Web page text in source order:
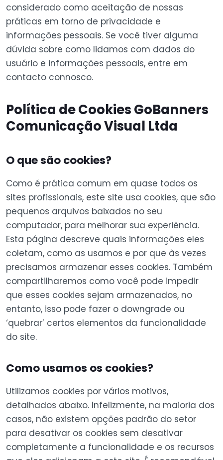
considerado como aceitação de nossas
práticas em torno de privacidade e
informações pessoais. Se você tiver alguma
dúvida sobre como lidamos com dados do
usuário e informações pessoais, entre em
contacto connosco.
Política de Cookies GoBanners
Comunicação Visual Ltda
O que são cookies?
Como é prática comum em quase todos os
sites profissionais, este site usa cookies, que são
pequenos arquivos baixados no seu
computador, para melhorar sua experiência.
Esta página descreve quais informações eles
coletam, como as usamos e por que às vezes
precisamos armazenar esses cookies. Também
compartilharemos como você pode impedir
que esses cookies sejam armazenados, no
entanto, isso pode fazer o downgrade ou
‘quebrar’ certos elementos da funcionalidade
do site.
Como usamos os cookies?
Utilizamos cookies por vários motivos,
detalhados abaixo. Infelizmente, na maioria dos
casos, não existem opções padrão do setor
para desativar os cookies sem desativar
completamente a funcionalidade e os recursos